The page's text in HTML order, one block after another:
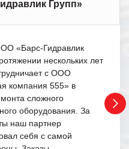
Групп»
«Барс-Гидравлик
нескольких лет
с ООО
компания 555» в
сложного
оборудования. За
наш партнер
себя с самой